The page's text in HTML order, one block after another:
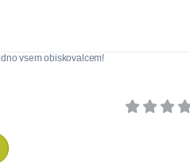
vsem obiskovalcem!